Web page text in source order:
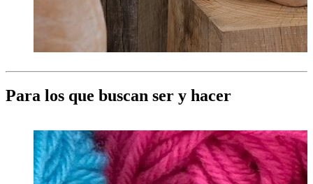
Para los que buscan ser y hacer